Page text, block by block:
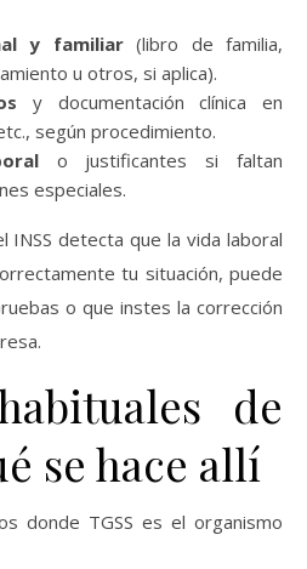
y familiar(libro de familia,
u otros, si aplica).
y documentación clínica en
según procedimiento.
o justificantes si faltan
especiales.
INSS detecta que la vida laboral
tu situación, puede
o que instes la corrección
de
se hace allí
donde TGSS es el organismo